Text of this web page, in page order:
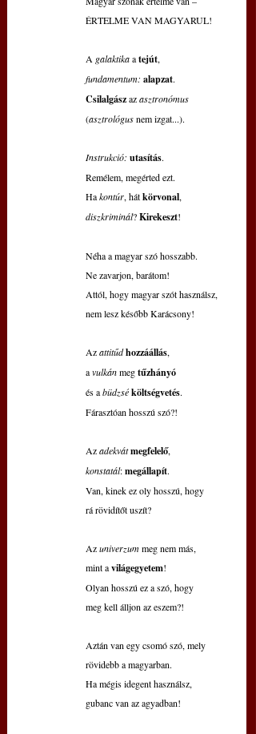
ÉRTELME VAN MAGYARUL!
A galaktika a tejút,
fundamentum: alapzat.
Csilalgász az asztronómus
(asztrológus nem izgat...).
Instrukció: utasítás.
Remélem, megérted ezt.
Ha kontúr, hát körvonal,
diszkriminál? Kirekeszt!
Néha a magyar szó hosszabb.
Ne zavarjon, barátom!
Attól, hogy magyar szót használsz,
nem lesz később Karácsony!
Az attitűd hozzáállás,
a vulkán meg tűzhányó
és a büdzsé költségvetés.
Fárasztóan hosszú szó?!
Az adekvát megfelelő,
konstatál: megállapít.
Van, kinek ez oly hosszú, hogy
rá rövidítőt uszít?
Az univerzum meg nem más,
mint a világegyetem!
Olyan hosszú ez a szó, hogy
meg kell álljon az eszem?!
Aztán van egy csomó szó, mely
rövidebb a magyarban.
Ha mégis idegent használsz,
gubanc van az agyadban!